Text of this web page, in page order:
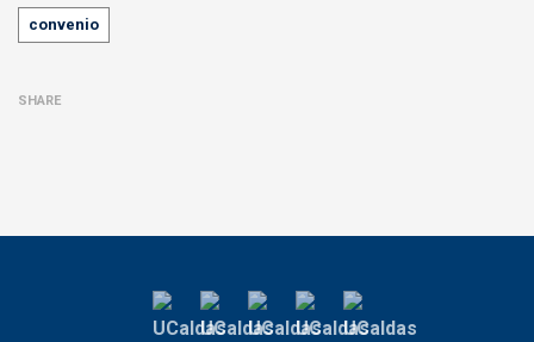
Tags
convenio
SHARE